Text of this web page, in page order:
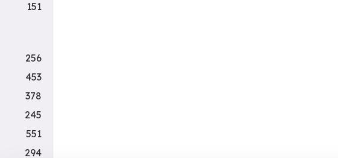
151
256
453
378
245
551
294